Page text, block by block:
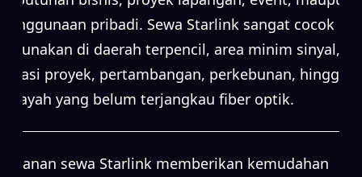
penggunaan pribadi. Sewa Starlink sangat cocok
digunakan di daerah terpencil, area minim sinyal,
lokasi proyek, pertambangan, perkebunan, hingga
wilayah yang belum terjangkau fiber optik.
Layanan sewa Starlink memberikan kemudahan